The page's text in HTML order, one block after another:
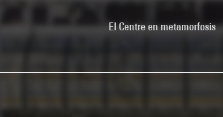
El Centre en metamorfosis